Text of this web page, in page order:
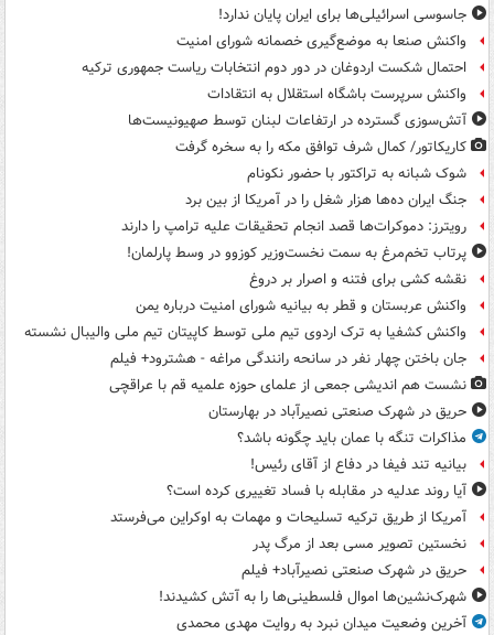
جاسوسی اسرائیلی‌ها برای ایران پایان ندارد!
واکنش صنعا به موضع‌گیری خصمانه شورای امنیت
احتمال شکست اردوغان در دور دوم انتخابات ریاست جمهوری ترکیه
واکنش سرپرست باشگاه استقلال به انتقادات
آتش‌سوزی گسترده در ارتفاعات لبنان توسط صهیونیست‌ها
کاریکاتور/ کمال شرف توافق مکه را به سخره گرفت
شوک شبانه به تراکتور با حضور نکونام
جنگ ایران ده‌ها هزار شغل را در آمریکا از بین برد
رویترز: دموکرات‌ها قصد انجام تحقیقات علیه ترامپ را دارند
پرتاب تخم‌مرغ به سمت نخست‌وزیر کوزوو در وسط پارلمان!
نقشه کشی برای فتنه و اصرار بر دروغ
واکنش عربستان و قطر به بیانیه شورای امنیت درباره یمن
واکنش کشفیا به ترک اردوی تیم ملی توسط کاپیتان تیم ملی والیبال نشسته
جان باختن چهار نفر در سانحه رانندگی مراغه - هشترود+ فیلم
نشست هم اندیشی جمعی از علمای حوزه علمیه قم با عراقچی
حریق در شهرک صنعتی نصیرآباد در بهارستان
مذاکرات تنگه با عمان باید چگونه باشد؟
بیانیه تند فیفا در دفاع از آقای رئیس!
آیا روند عدلیه در مقابله با فساد تغییری کرده است؟
آمریکا از طریق ترکیه تسلیحات و مهمات به اوکراین می‌فرستد
نخستین تصویر مسی بعد از مرگ پدر
حریق در شهرک صنعتی نصیرآباد+ فیلم
شهرک‌نشین‌ها اموال فلسطینی‌ها را به آتش کشیدند!
آخرین وضعیت میدان نبرد به روایت مهدی محمدی